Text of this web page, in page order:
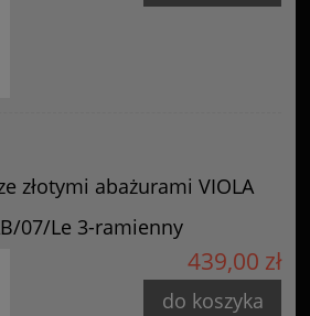
złotymi abażurami VIOLA
07/Le 3-ramienny
439,00 zł
do koszyka